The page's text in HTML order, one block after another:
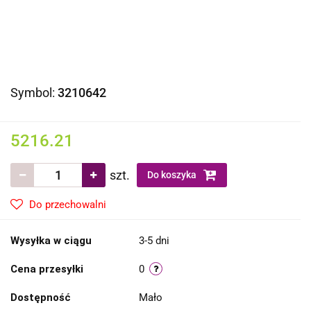
Symbol: 3210642
5216.21
szt. Do koszyka
Do przechowalni
Wysyłka w ciągu 3-5 dni
Cena przesyłki 0
Dostępność Mało